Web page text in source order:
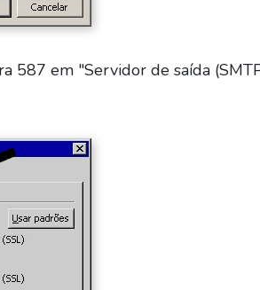
587 em "Servidor de saída